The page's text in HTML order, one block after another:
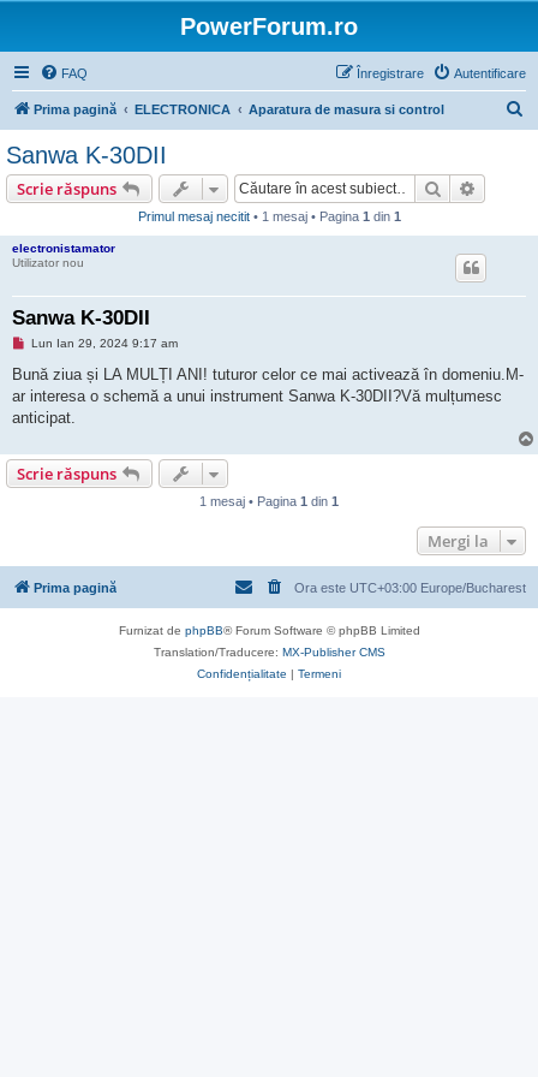
PowerForum.ro
FAQ Autentificare
Înregistrare
Prima pagină ELECTRONICA Aparatura de masura si control
Sanwa K-30DII
Scrie răspuns Căutare
Primul mesaj necitit• 1 mesaj • Pagina 1 din 1
electronistamator
Utilizator nou
Sanwa K-30DII
M
s
n
i
t
i
Lun Ian 29, 2024 9:17 am
Bună ziua și LA MULȚI ANI! tuturor celor ce mai activează în domeniu.M-
ar interesa o schemă a unui instrument Sanwa K-30DII?Vă mulțumesc
anticipat.
Scrie răspuns
1 mesaj • Pagina 1 din 1
Mergi la
Prima pagină Ora este UTC+03:00 Europe/Bucharest
Furnizat de phpBB® Forum Software © phpBB Limited
Translation/Traducere: MX-Publisher CMS
Confidențialitate | Termeni